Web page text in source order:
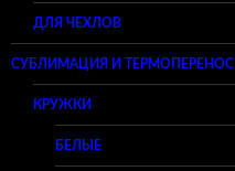
ДЛЯ ЧЕХЛОВ
СУБЛИМАЦИЯ И ТЕРМОПЕРЕНОС
КРУЖКИ
БЕЛЫЕ